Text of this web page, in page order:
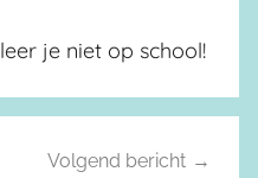
je niet op school!
Volgend bericht